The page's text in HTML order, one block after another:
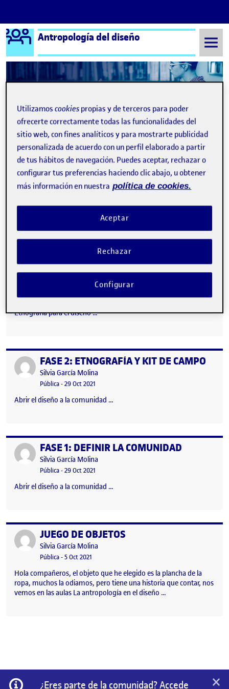
Saltar al contenido
Logo Ágora
Antropología del diseño
Silvia García Molina
Publicado porPEC 4 COMPARTIR EL DISEÑO
Publicado por
Silvia García Molina
Visibilidad:
Pública - Fecha de publicación
13 Ene 2022
muchas semanas conviviendo y compartiendo tiempo y alguna
partida con ellos este ha sido el objeto diseñado para ellos
Publicado porFASE 3: ETNOGRAFÍA DEL DISEÑO
Silvia García Molina
Visibilidad:
Pública-Fecha de publicación
10 Dic 2021
Etnografía para el diseño …
Publicado porFASE 2: ETNOGRAFÍA Y KIT DE CAMPO
Publicado por
Silvia García Molina
Visibilidad:
Pública-Fecha de publicación
29 Oct 2021
Abrir el diseño a la comunidad …
Publicado porFASE 1: DEFINIR LA COMUNIDAD
Publicado por
Silvia García Molina
Visibilidad:
Pública-Fecha de publicación
29 Oct 2021
Abrir el diseño a la comunidad …
Publicado porJUEGO DE OBJETOS
Publicado por
Silvia García Molina
Visibilidad:
Pública-Fecha de publicación
5 Oct 2021
Hola compañeros, el objeto que he elegido es la plancha de la
ropa, muchos la odiamos, pero tiene una historia que contar, nos
vemos en las aulas La antropología en el diseño …
Información
¿Eres parte de la comunidad? Accede ×
Utilizamoscookies propias y de terceros para poder
ofrecerte correctamente todas las funcionalidades del
sitio web, con fines analíticos y para mostrarte publicidad
personalizada de acuerdo con un perfil elaborado a partir
de tus hábitos de navegación. Puedes aceptar, rechazar o
configurar tus preferencias haciendo clic abajo, u obtener
más información en nuestra política de cookies.
Rechazar
Aceptar
Configurar